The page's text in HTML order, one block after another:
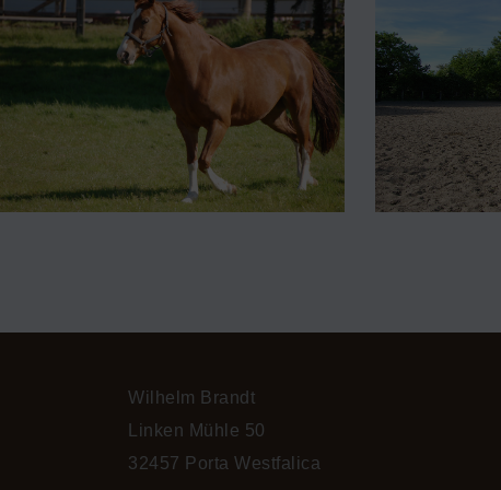
Wilhelm Brandt
Linken Mühle 50
32457 Porta Westfalica